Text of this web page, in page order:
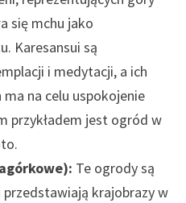
się mchu jako
Karesansui są
i medytacji, a ich
na celu uspokojenie
przykładem jest ogród w
Te ogrody są
krajobrazy w